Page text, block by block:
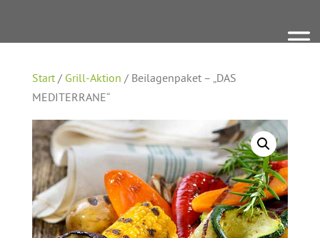
Start/ Grill-Aktion / Beilagenpaket – „DAS
MEDITERRANE“